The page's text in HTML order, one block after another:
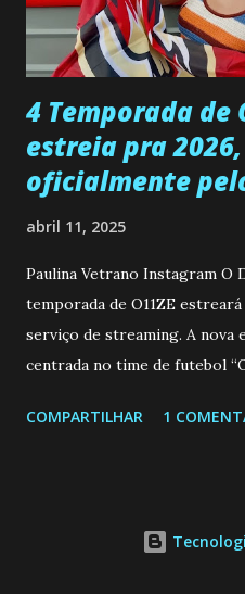
ter sido vítima da fúria de
que a clínica inseminou por
...
4 Temporada de
estreia pra
oficialmente
abril 11, 2025
Paulina Vetrano Instagram O
temporada de O11ZE
serviço de streaming. A nova
centrada no time de futebol
Brum (Dedé), que voltam a
atleta Sergio “Kun” Agüero,
COMPARTILHAR 1